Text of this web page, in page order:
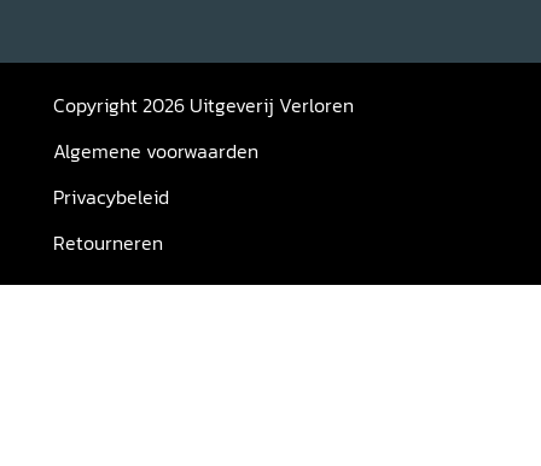
Copyright 2026 Uitgeverij Verloren
Algemene voorwaarden
Privacybeleid
Retourneren